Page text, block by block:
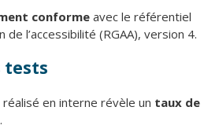
conforme avec le référentiel
de l’accessibilité (RGAA), version 4.
tests
en interne révèle un taux de
.